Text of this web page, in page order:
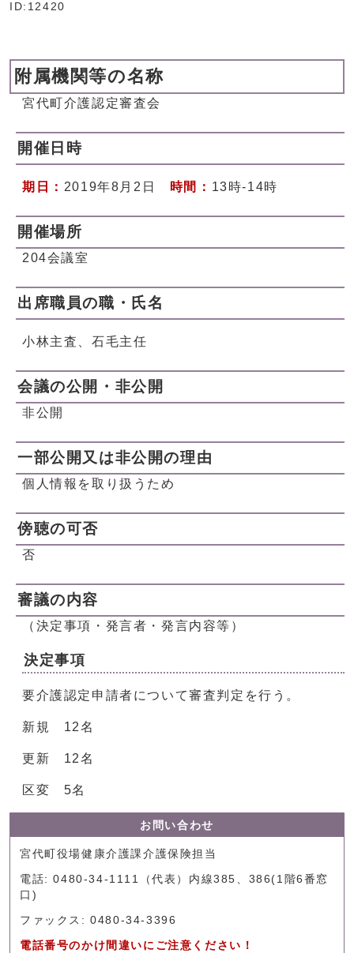
ID:12420
附属機関等の名称
宮代町介護認定審査会
開催日時
期日： 2019年8月2日 時間： 13時-14時
開催場所
204会議室
出席職員の職・氏名
小林主査、石毛主任
会議の公開・非公開
非公開
一部公開又は非公開の理由
個人情報を取り扱うため
傍聴の可否
否
審議の内容
（決定事項・発言者・発言内容等）
決定事項
要介護認定申請者について審査判定を行う。
新規 12名
更新 12名
区変 5名
お問い合わせ
宮代町役場健康介護課介護保険担当
電話: 0480-34-1111（代表）内線385、386(1階6番窓
口)
ファックス: 0480-34-3396
電話番号のかけ間違いにご注意ください！